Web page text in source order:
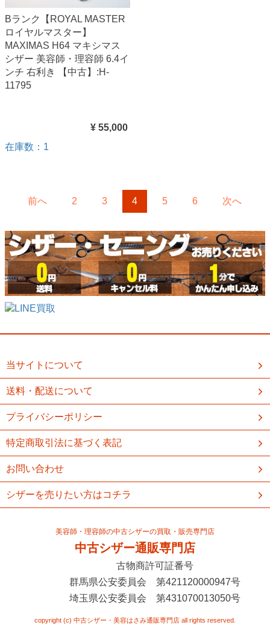
Bランク【ROYAL MASTER
ロイヤルマスター】
MAXIMAS H64 マキシマス
シザー 美容師・理容師 6.4イ
ンチ 右利き 【中古】:H-
11795
¥ 55,000
在庫数：1
前へ 2 3 4 5 6 次へ
当サイトについて
送料・配送について
プライバシーポリシー
特定商取引法に基づく表記
お問い合わせ
シザーを売りたい方はコチラ
美容師・理容師の中古シザーの買取・販売専門店
中古シザー通販専門店
古物商許可証番号
群馬県公安委員会 第421120000947号
埼玉県公安委員会 第431070013050号
copyright (c) 中古シザー・美容はさみ通販専門店 all rights reserved.